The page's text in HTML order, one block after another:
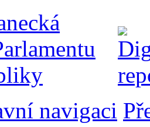
navigaci